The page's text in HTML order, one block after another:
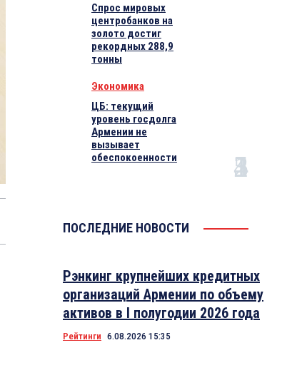
Спрос мировых
центробанков на
золото достиг
рекордных 288,9
тонны
Экономика
ЦБ: текущий
уровень госдолга
Армении не
вызывает
обеспокоенности
ПОСЛЕДНИЕ НОВОСТИ
Рэнкинг крупнейших кредитных
организаций Армении по объему
активов в I полугодии 2026 года
Рейтинги 6.08.2026 15:35